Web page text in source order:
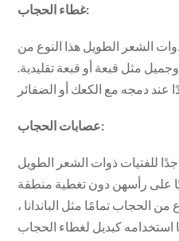
غطاء الحجاب:
الشعر الطويل هذا النوع من
مثل قبعة أو قبعة تقليدية.
عصابات الحجاب:
للفتيات ذوات الشعر الطويل
على رأسهن دون تغطية منطقة
من الحجاب تمامًا مثل الباندانا ،